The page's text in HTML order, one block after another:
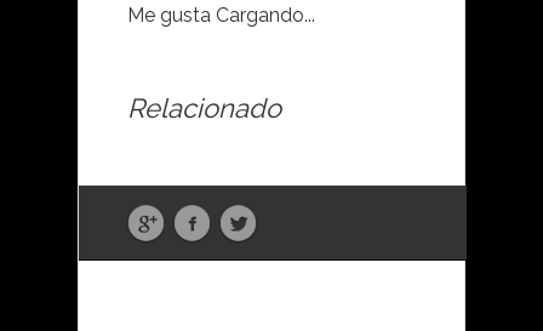
Me gusta Cargando...
Relacionado